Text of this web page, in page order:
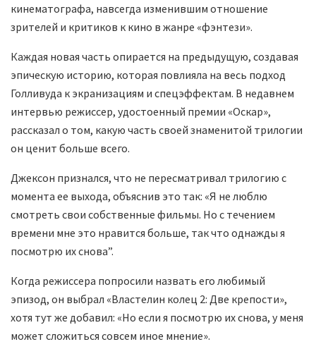
кинематографа, навсегда изменившим отношение
зрителей и критиков к кино в жанре «фэнтези».
Каждая новая часть опирается на предыдущую, создавая
эпическую историю, которая повлияла на весь подход
Голливуда к экранизациям и спецэффектам. В недавнем
интервью режиссер, удостоенный премии «Оскар»,
рассказал о том, какую часть своей знаменитой трилогии
он ценит больше всего.
Джексон признался, что не пересматривал трилогию с
момента ее выхода, объяснив это так: «Я не люблю
смотреть свои собственные фильмы. Но с течением
времени мне это нравится больше, так что однажды я
посмотрю их снова”.
Когда режиссера попросили назвать его любимый
эпизод, он выбрал «Властелин колец 2: Две крепости»,
хотя тут же добавил: «Но если я посмотрю их снова, у меня
может сложиться совсем иное мнение».